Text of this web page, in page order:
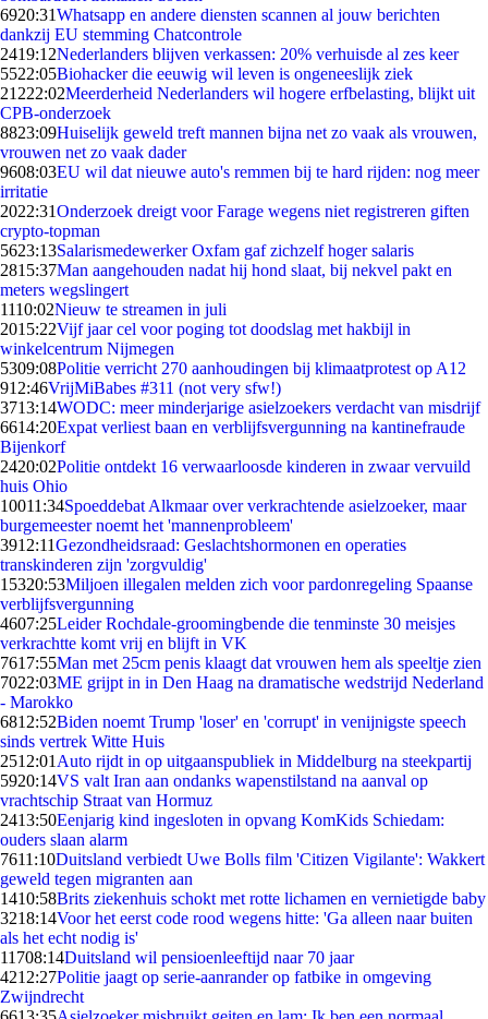
6920:31Whatsapp en andere diensten scannen al jouw berichten
dankzij EU stemming Chatcontrole
2419:12Nederlanders blijven verkassen: 20% verhuisde al zes keer
5522:05Biohacker die eeuwig wil leven is ongeneeslijk ziek
21222:02Meerderheid Nederlanders wil hogere erfbelasting, blijkt uit
CPB-onderzoek
8823:09Huiselijk geweld treft mannen bijna net zo vaak als vrouwen,
vrouwen net zo vaak dader
9608:03EU wil dat nieuwe auto's remmen bij te hard rijden: nog meer
irritatie
2022:31Onderzoek dreigt voor Farage wegens niet registreren giften
crypto-topman
5623:13Salarismedewerker Oxfam gaf zichzelf hoger salaris
2815:37Man aangehouden nadat hij hond slaat, bij nekvel pakt en
meters wegslingert
1110:02Nieuw te streamen in juli
2015:22Vijf jaar cel voor poging tot doodslag met hakbijl in
winkelcentrum Nijmegen
5309:08Politie verricht 270 aanhoudingen bij klimaatprotest op A12
912:46VrijMiBabes #311 (not very sfw!)
3713:14WODC: meer minderjarige asielzoekers verdacht van misdrijf
6614:20Expat verliest baan en verblijfsvergunning na kantinefraude
Bijenkorf
2420:02Politie ontdekt 16 verwaarloosde kinderen in zwaar vervuild
huis Ohio
10011:34Spoeddebat Alkmaar over verkrachtende asielzoeker, maar
burgemeester noemt het 'mannenprobleem'
3912:11Gezondheidsraad: Geslachtshormonen en operaties
transkinderen zijn 'zorgvuldig'
15320:53Miljoen illegalen melden zich voor pardonregeling Spaanse
verblijfsvergunning
4607:25Leider Rochdale-groomingbende die tenminste 30 meisjes
verkrachtte komt vrij en blijft in VK
7617:55Man met 25cm penis klaagt dat vrouwen hem als speeltje zien
7022:03ME grijpt in in Den Haag na dramatische wedstrijd Nederland
- Marokko
6812:52Biden noemt Trump 'loser' en 'corrupt' in venijnigste speech
sinds vertrek Witte Huis
2512:01 Auto rijdt in op uitgaanspubliek in Middelburg na steekpartij
5920:14VS valt Iran aan ondanks wapenstilstand na aanval op
vrachtschip Straat van Hormuz
2413:50Eenjarig kind ingesloten in opvang KomKids Schiedam:
ouders slaan alarm
7611:10Duitsland verbiedt Uwe Bolls film 'Citizen Vigilante': Wakkert
geweld tegen migranten aan
1410:58Brits ziekenhuis schokt met rotte lichamen en vernietigde baby
3218:14Voor het eerst code rood wegens hitte: 'Ga alleen naar buiten
als het echt nodig is'
11708:14Duitsland wil pensioenleeftijd naar 70 jaar
4212:27Politie jaagt op serie-aanrander op fatbike in omgeving
Zwijndrecht